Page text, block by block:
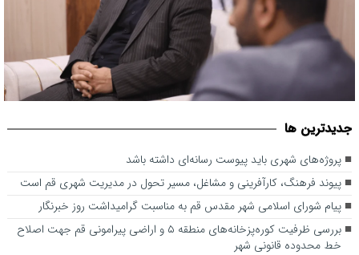
پروژه‌های شهری باید پیوست رسانه‌ای داشته باشد
جديدترين ها
پروژه‌های شهری باید پیوست رسانه‌ای داشته باشد
پیوند فرهنگ، کارآفرینی و مشاغل، مسیر تحول در مدیریت شهری قم است
پیام شورای اسلامی شهر مقدس قم به مناسبت گرامیداشت روز خبرنگار
بررسی ظرفیت کوره‌پزخانه‌های منطقه ۵ و اراضی پیرامونی قم جهت اصلاح
خط محدوده قانونی شهر